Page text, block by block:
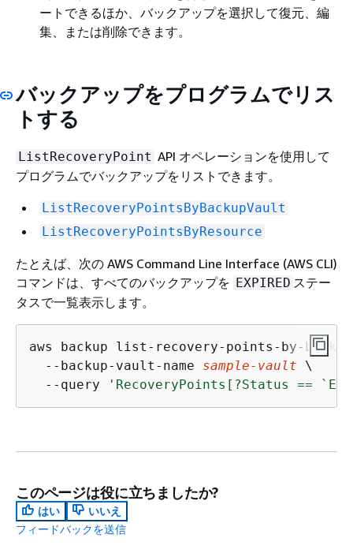
ートできるほか、バックアップを選択して復元、編
集、または削除できます。
バックアップをプログラムでリス
トする
ListRecoveryPoint API オペレーションを使用して
プログラムでバックアップをリストできます。
ListRecoveryPointsByBackupVault
ListRecoveryPointsByResource
たとえば、次の AWS Command Line Interface (AWS CLI)
コマンドは、すべてのバックアップを EXPIRED ステー
タスで一覧表示します。
aws backup list-recovery-points-by-
  --backup-vault-name
sample-vault \
  --query
'RecoveryPoints[?Status ==
このページは役に立ちましたか?
はい
いいえ
フィードバックを送信